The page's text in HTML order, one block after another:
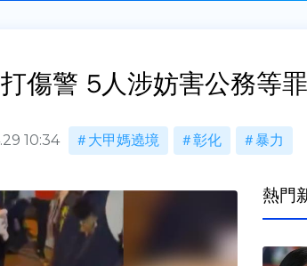
傷警 5人涉妨害公務等
10:34 大甲媽遶境 彰化 暴力
熱門